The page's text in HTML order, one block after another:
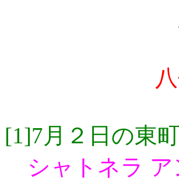
[1]7月２日の東
シャトネラ